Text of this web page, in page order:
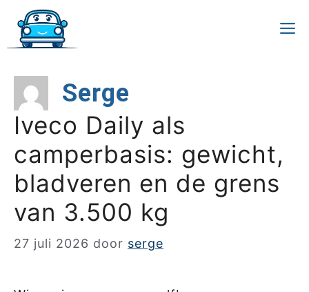
naar
inhoud
Serge
Iveco Daily als
camperbasis: gewicht,
bladveren en de grens
van 3.500 kg
27 juli 2026 door serge